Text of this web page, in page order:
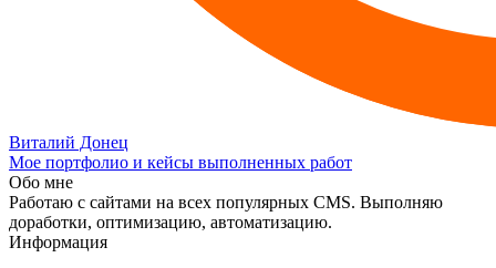
Виталий Донец
Мое портфолио и кейсы выполненных работ
Обо мне
Работаю с сайтами на всех популярных CMS. Выполняю
доработки, оптимизацию, автоматизацию.
Информация